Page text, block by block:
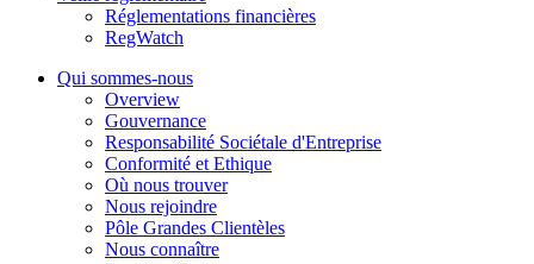
Réglementations financières
RegWatch
Qui sommes-nous
Overview
Gouvernance
Responsabilité Sociétale d'Entreprise
Conformité et Ethique
Où nous trouver
Nous rejoindre
Pôle Grandes Clientèles
Nous connaître